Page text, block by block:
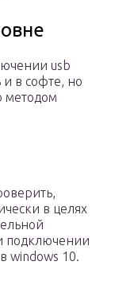
usb
и в софте, но
методом
в целях
подключении
windows 10.